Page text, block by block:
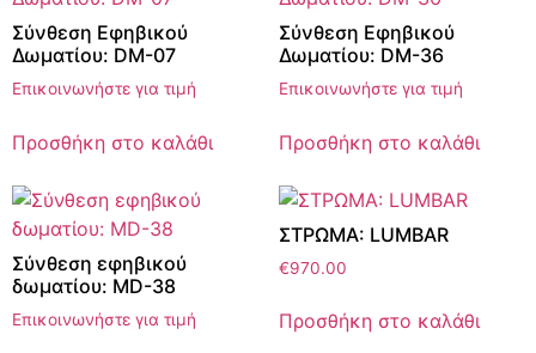
Σύνθεση Εφηβικού
Δωματίου: DM-07
Επικοινωνήστε για τιμή
Προσθήκη στο καλάθι
Σύνθεση Εφηβικού
Δωματίου: DM-36
Επικοινωνήστε για τιμή
Προσθήκη στο καλάθι
Σύνθεση εφηβικού
δωματίου: MD-38
Επικοινωνήστε για τιμή
ΣΤΡΩΜΑ: LUMBAR
€970.00
Προσθήκη στο καλάθι